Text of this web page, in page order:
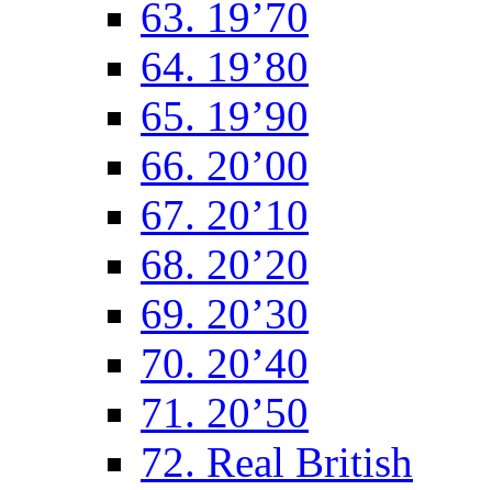
63. 19’70
64. 19’80
65. 19’90
66. 20’00
67. 20’10
68. 20’20
69. 20’30
70. 20’40
71. 20’50
72. Real British